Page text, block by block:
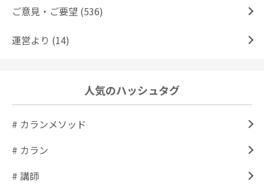
ご意見・ご要望 (536)
運営より (14)
人気のハッシュタグ
# カランメソッド
# カラン
# 講師